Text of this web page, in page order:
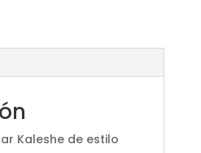
Kaleshe de estilo